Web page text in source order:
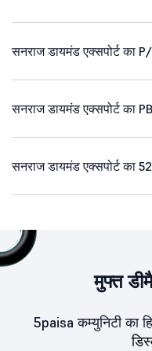
सनराज डायमंड एक्सपोर्ट का
सनराज डायमंड एक्सपोर्ट का
सनराज डायमंड एक्सपोर्ट का
मुफ्त
5paisa कम्युनिटी का